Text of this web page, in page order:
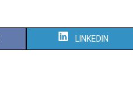
LINKEDIN